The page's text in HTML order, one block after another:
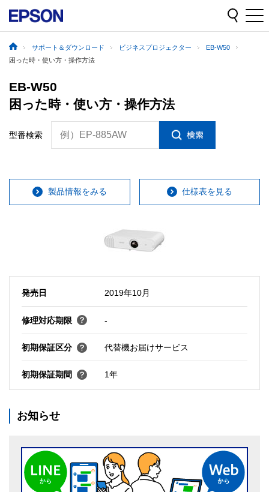
サポート＆ダウンロード ビジネスプロジェクター
EB-W50
困った時・使い方・操作方法
EB-W50
困った時・使い方・操作方法
型番検索 例）EP-885AW
製品情報をみる 仕様表を見る
発売日 2019年10月
修理対応期限 -
初期保証区分 代替機お届けサービス
初期保証期間 1年
お知らせ